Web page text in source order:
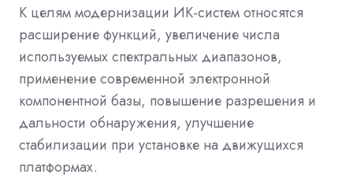
К целям модернизации ИК-систем относятся
расширение функций, увеличение числа
используемых спектральных диапазонов,
применение современной электронной
компонентной базы, повышение разрешения и
дальности обнаружения, улучшение
стабилизации при установке на движущихся
платформах.